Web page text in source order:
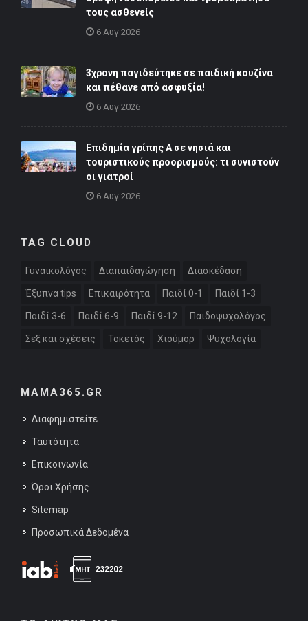
τους ασθενείς
6 Αυγ 2026
3χρονη παγιδεύτηκε σε παιδική κουζίνα
και πέθανε από ασφυξία!
6 Αυγ 2026
Επιδημία γρίπης Α σε νησιά και
τουριστικούς προορισμούς: τι συνιστούν
οι γιατροί
6 Αυγ 2026
TAG CLOUD
Γυναικολόγος Διαπαιδαγώγηση Διασκέδαση
Έξυπνα tips Επικαιρότητα Παιδί 0-1 Παιδί 1-3
Παιδί 3-6 Παιδί 6-9 Παιδί 9-12 Παιδοψυχολόγος
Σεξ και σχέσεις Τοκετός Χιούμορ Ψυχολογία
MAMA365.GR
Διαφημιστείτε
Ταυτότητα
Επικοινωνία
Όροι Χρήσης
Sitemap
Προσωπικά Δεδομένα